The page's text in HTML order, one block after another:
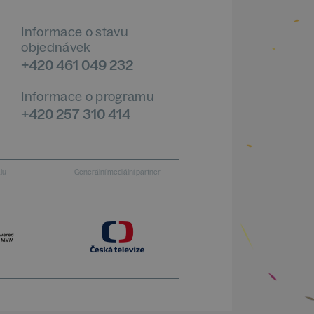
Informace o stavu
objednávek
+420 461 049 232
Informace o programu
+420 257 310 414
Generální mediální partner